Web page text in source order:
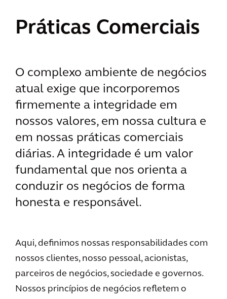
Práticas Comerciais
O complexo ambiente de negócios
atual exige que incorporemos
firmemente a integridade em
nossos valores, em nossa cultura e
em nossas práticas comerciais
diárias. A integridade é um valor
fundamental que nos orienta a
conduzir os negócios de forma
honesta e responsável.
Aqui, definimos nossas responsabilidades com
nossos clientes, nosso pessoal, acionistas,
parceiros de negócios, sociedade e governos.
Nossos princípios de negócios refletem o